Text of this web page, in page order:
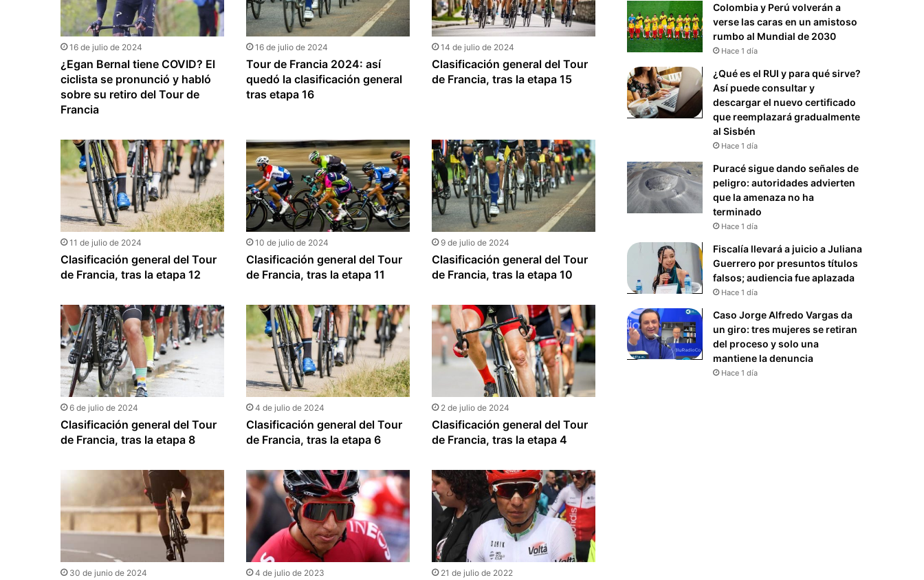
16 de julio de 2024
¿Egan Bernal tiene COVID? El
ciclista se pronunció y habló
sobre su retiro del Tour de
Francia
16 de julio de 2024
Tour de Francia 2024: así
quedó la clasificación general
tras etapa 16
14 de julio de 2024
Clasificación general del Tour
de Francia, tras la etapa 15
11 de julio de 2024
Clasificación general del Tour
de Francia, tras la etapa 12
10 de julio de 2024
Clasificación general del Tour
de Francia, tras la etapa 11
9 de julio de 2024
Clasificación general del Tour
de Francia, tras la etapa 10
6 de julio de 2024
Clasificación general del Tour
de Francia, tras la etapa 8
4 de julio de 2024
Clasificación general del Tour
de Francia, tras la etapa 6
2 de julio de 2024
Clasificación general del Tour
de Francia, tras la etapa 4
30 de junio de 2024 4 de julio de 2023 21 de julio de 2022
Colombia y Perú volverán a
verse las caras en un amistoso
rumbo al Mundial de 2030
Hace 1 día
¿Qué es el RUI y para qué sirve?
Así puede consultar y
descargar el nuevo certificado
que reemplazará gradualmente
al Sisbén
Hace 1 día
Puracé sigue dando señales de
peligro: autoridades advierten
que la amenaza no ha
terminado
Hace 1 día
Fiscalía llevará a juicio a Juliana
Guerrero por presuntos títulos
falsos; audiencia fue aplazada
Hace 1 día
Caso Jorge Alfredo Vargas da
un giro: tres mujeres se retiran
del proceso y solo una
mantiene la denuncia
Hace 1 día